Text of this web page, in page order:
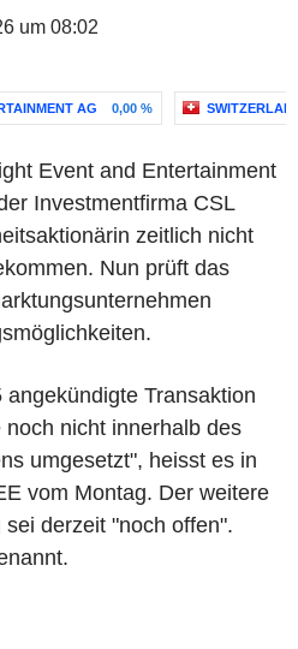
um 08:02
AG 0,00 %
Event and Entertainment
Investmentfirma CSL
zeitlich nicht
Nun prüft das
Transaktion
nicht innerhalb des
umgesetzt", heisst es in
vom Montag. Der weitere
derzeit "noch offen".